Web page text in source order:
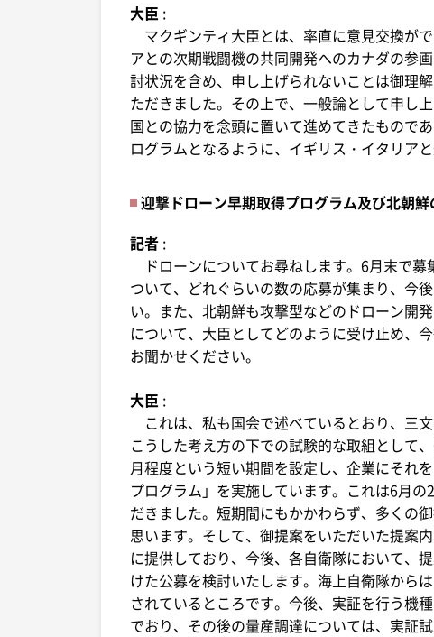
大臣 :
マクギンティ大臣とは、率直に意見交換が
アとの次期戦闘機の共同開発へのカナダの参
討状況を含め、申し上げられないことは御理
ただきました。その上で、一般論として申し
国との協力を念頭に置いて進めてきたもので
ログラムとなるように、イギリス・イタリア
迎撃ドローン早期取得プログラム及び北朝
記者 :
ドローンについてお尋ねします。6月末で
ついて、どれぐらいの数の応募が集まり、今
い。また、北朝鮮も攻撃型などのドローン開
について、大臣としてどのように受け止め、
お聞かせください。
大臣 :
これは、私も国会で述べているとおり、三
こうした考え方の下での試験的な取組として
月程度という短い期間を設定し、企業にそれ
プログラム」を実施しています。これは6月
だきました。短期間にもかかわらず、多くの
思います。そして、御提案をいただいた提案
に提供しており、今後、各自衛隊において、
けた公募を検討いたします。海上自衛隊から
されているところです。今後、実証を行う機
でおり、その後の量産調達については、実証